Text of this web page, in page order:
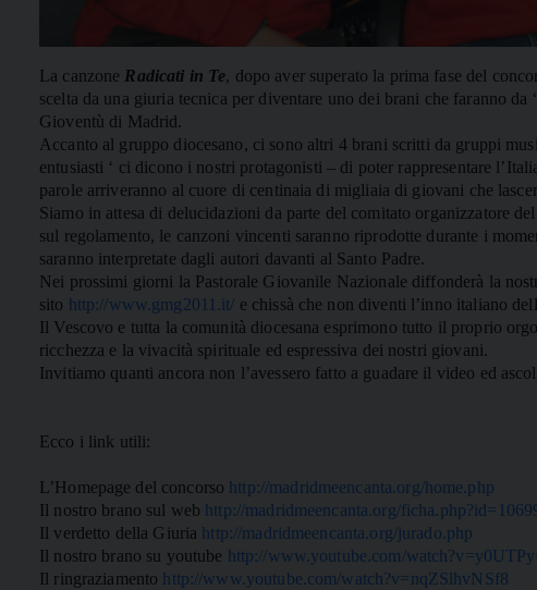
La canzone Radicati in Te, dopo aver superato la prima fase del
scelta da una giuria tecnica per diventare uno dei brani che faranno
Gioventù di Madrid.
Accanto al gruppo diocesano, ci sono altri 4 brani scritti da gruppi
entusiasti ‘ ci dicono i nostri protagonisti – di poter rappresentare
parole arriveranno al cuore di centinaia di migliaia di giovani che
Siamo in attesa di delucidazioni da parte del comitato organizzatore
sul regolamento, le canzoni vincenti saranno riprodotte durante i
saranno interpretate dagli autori davanti al Santo Padre.
Nei prossimi giorni la Pastorale Giovanile Nazionale diffonderà la
sito http://www.gmg2011.it/ e chissà che non diventi l’inno italiano
Il Vescovo e tutta la comunità diocesana esprimono tutto il proprio
ricchezza e la vivacità spirituale ed espressiva dei nostri giovani.
Invitiamo quanti ancora non l’avessero fatto a guadare il video ed
Ecco i link utili:
L’Homepage del concorso http://madridmeencanta.org/home.php
Il nostro brano sul web http://madridmeencanta.org/
Il verdetto della Giuria http://madridmeencanta.org/jurado.php
Il nostro brano su youtube http://www.youtube.com/
Il ringraziamento http://www.youtube.com/watch?v=nqZSlhvNSf8